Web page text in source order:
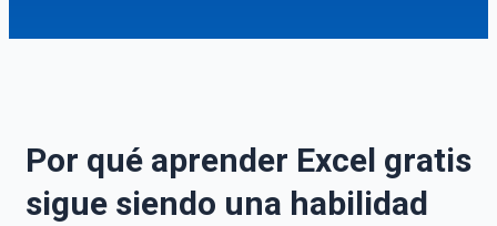
Por qué aprender Excel gratis
sigue siendo una habilidad